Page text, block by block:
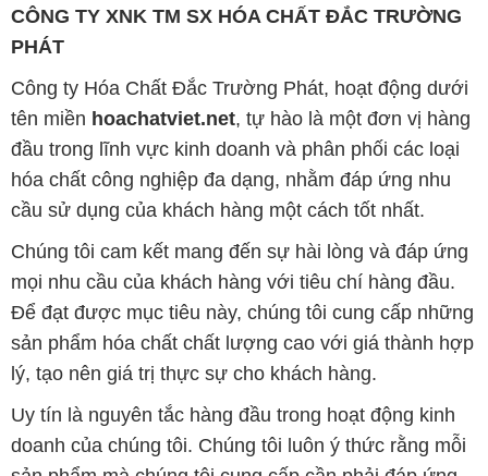
CÔNG TY XNK TM SX HÓA CHẤT ĐẮC TRƯỜNG
PHÁT
Công ty Hóa Chất Đắc Trường Phát, hoạt động dưới
tên miền hoachatviet.net, tự hào là một đơn vị hàng
đầu trong lĩnh vực kinh doanh và phân phối các loại
hóa chất công nghiệp đa dạng, nhằm đáp ứng nhu
cầu sử dụng của khách hàng một cách tốt nhất.
Chúng tôi cam kết mang đến sự hài lòng và đáp ứng
mọi nhu cầu của khách hàng với tiêu chí hàng đầu.
Để đạt được mục tiêu này, chúng tôi cung cấp những
sản phẩm hóa chất chất lượng cao với giá thành hợp
lý, tạo nên giá trị thực sự cho khách hàng.
Uy tín là nguyên tắc hàng đầu trong hoạt động kinh
doanh của chúng tôi. Chúng tôi luôn ý thức rằng mỗi